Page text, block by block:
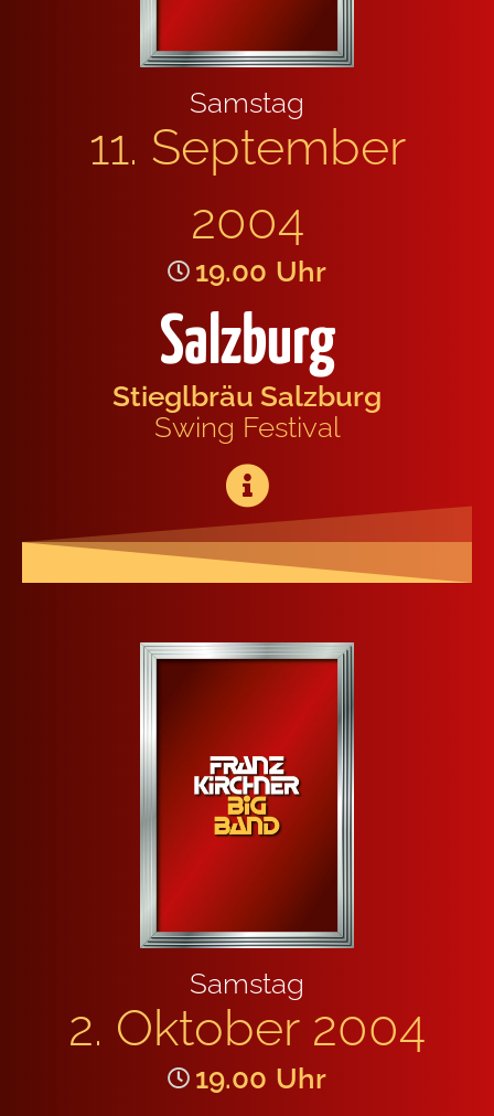
Sams­tag
11. Sep­tem­ber
2004
19.00 Uhr
Salzburg
Stiegl­bräu Salz­burg
Swing Fes­ti­val
Sams­tag
2. Okto­ber 2004
19.00 Uhr